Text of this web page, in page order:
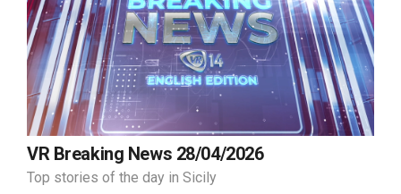
VR Breaking News 28/04/2026
Top stories of the day in Sicily